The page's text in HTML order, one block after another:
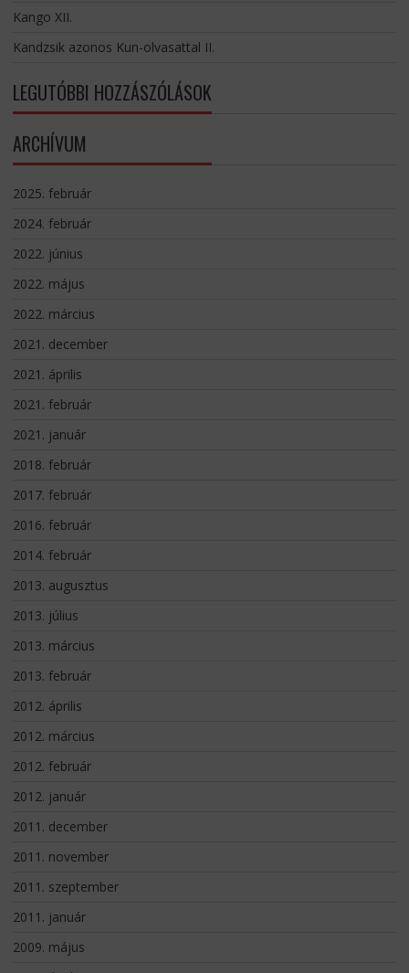
Kango XII.
Kandzsik azonos Kun-olvasattal II.
LEGUTÓBBI HOZZÁSZÓLÁSOK
ARCHÍVUM
2025. február
2024. február
2022. június
2022. május
2022. március
2021. december
2021. április
2021. február
2021. január
2018. február
2017. február
2016. február
2014. február
2013. augusztus
2013. július
2013. március
2013. február
2012. április
2012. március
2012. február
2012. január
2011. december
2011. november
2011. szeptember
2011. január
2009. május